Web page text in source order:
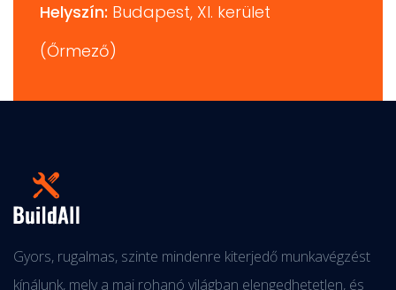
Helyszín: Budapest, XI. kerület
(Őrmező)
Gyors, rugalmas, szinte mindenre kiterjedő munkavégzést
kínálunk, mely a mai rohanó világban elengedhetetlen, és